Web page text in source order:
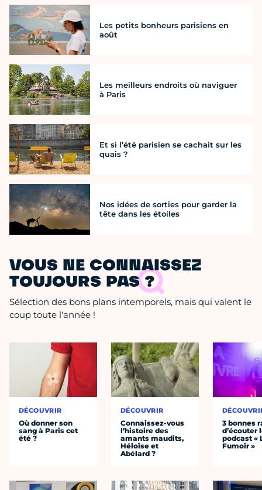
Les petits bonheurs parisiens en
août
Les meilleurs endroits où naviguer
à Paris
Et si l’été parisien se cachait sur les
quais ?
Nos idées de sorties pour garder la
tête dans les étoiles
VOUS NE CONNAISSEZ
TOUJOURS PAS ?
Sélection des bons plans intemporels, mais qui valent le
coup toute l'année !
DÉCOUVRIR
Où donner son
sang à Paris cet
été ?
DÉCOUVRIR
Connaissez-vous
l’histoire des
amants maudits,
Héloïse et
Abélard ?
3 bonnes
d’écouter
podcast «
Fumoir »